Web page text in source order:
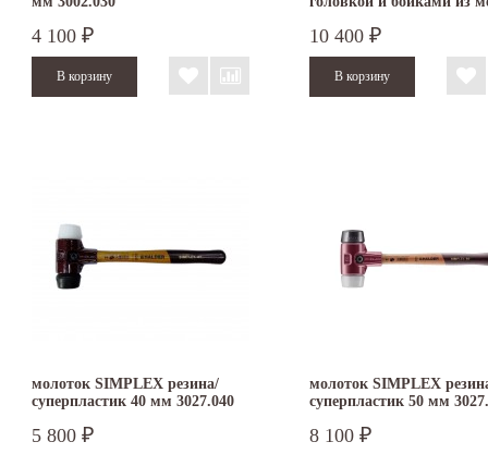
4 100 ₽ 10 400 ₽
молоток SIMPLEX резина/
суперпластик 40 мм 3027.040
5 800 ₽
молоток SIMPLEX
суперпластик 50 мм
8 100 ₽